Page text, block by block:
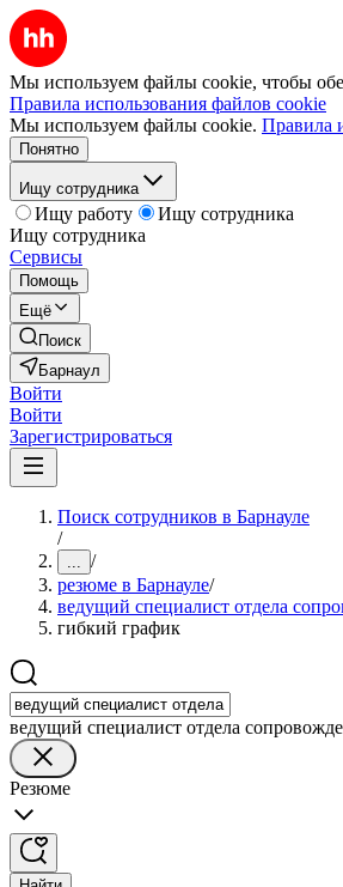
Мы используем файлы cookie, чтобы
Правила использования файлов cookie
Мы используем файлы cookie. Правила
Понятно
Ищу сотрудника
Ищу работу
Ищу сотрудника
Ищу сотрудника
Сервисы
Помощь
Ещё
Поиск
Барнаул
Войти
Войти
Зарегистрироваться
Поиск сотрудников в Барнауле
/
... /
резюме в Барнауле/
ведущий специалист отдела
гибкий график
ведущий специалист отдела
Резюме